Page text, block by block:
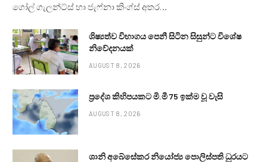
ගෝල් ගැලන්ට්ස් හා ජැෆ්නා කිංග්ස් අතර…
ශිෂ්‍යත්ව විභාගය පෙනී සිටින සිසුන්ට විශේෂ
නිවේදනයක්
AUGUST 8, 2026
ප්‍රදේශ කිහිපයකට මි.මී 75 ඉක්ම වූ වැසි
AUGUST 8, 2026
ශානි අබේසේකර නියෝජ්‍ය පොලිස්පති ධුරයට